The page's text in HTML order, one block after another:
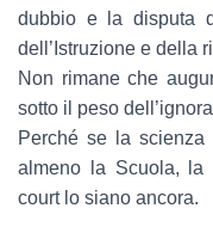
dubbio e la disputa
dell’Istruzione e della
Non rimane che
sotto il peso
Perché se la
almeno la Scuola, la
court lo siano ancora.